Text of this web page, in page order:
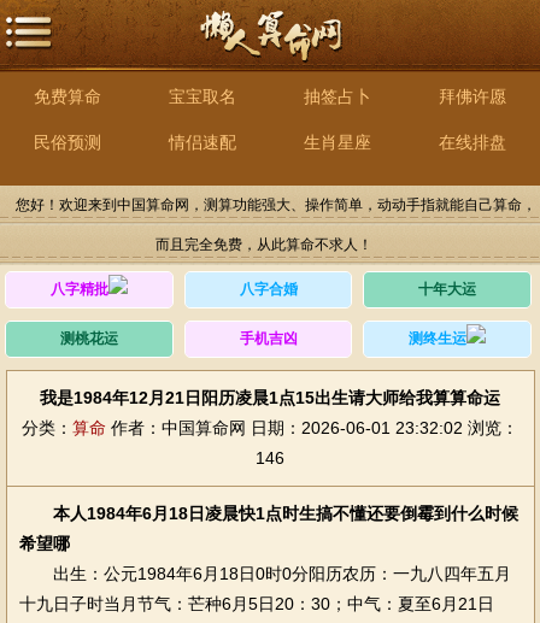
免费算命 宝宝取名 抽签占卜 拜佛许愿
民俗预测 情侣速配 生肖星座 在线排盘
您好！欢迎来到中国算命网，测算功能强大、操作简单，动动手指就能自己算命，
而且完全免费，从此算命不求人！
八字精批 八字合婚 十年大运
测桃花运 手机吉凶 测终生运
我是1984年12月21日阳历凌晨1点15出生请大师给我算算命运
分类： 算命 作者：中国算命网 日期：2026-06-01 23:32:02 浏览：
146
本人1984年6月18日凌晨快1点时生搞不懂还要倒霉到什么时候
希望哪
出生：公元1984年6月18日0时0分阳历农历：一九八四年五月
十九日子时当月节气：芒种6月5日20：30；中气：夏至6月21日